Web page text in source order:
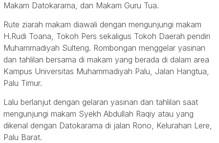
Makam Datokarama, dan Makam Guru Tua.
Rute ziarah makam diawali dengan mengunjungi makam
H.Rudi Toana, Tokoh Pers sekaligus Tokoh Daerah pendiri
Muhammadiyah Sulteng. Rombongan menggelar yasinan
dan tahlilan bersama di makam yang berada di dalam area
Kampus Universitas Muhammadiyah Palu, Jalan Hangtua,
Palu Timur.
Lalu berlanjut dengan gelaran yasinan dan tahlilan saat
mengunjungi makam Syekh Abdullah Raqiy atau yang
dikenal dengan Datokarama di jalan Rono, Kelurahan Lere,
Palu Barat.